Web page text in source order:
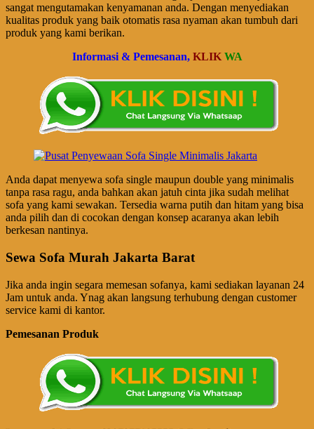
sangat mengutamakan kenyamanan anda. Dengan menyediakan
kualitas produk yang baik otomatis rasa nyaman akan tumbuh dari
produk yang kami berikan.
Informasi & Pemesanan, KLIK WA
Anda dapat menyewa sofa single maupun double yang minimalis
tanpa rasa ragu, anda bahkan akan jatuh cinta jika sudah melihat
sofa yang kami sewakan. Tersedia warna putih dan hitam yang bisa
anda pilih dan di cocokan dengan konsep acaranya akan lebih
berkesan nantinya.
Sewa Sofa Murah Jakarta Barat
Jika anda ingin segara memesan sofanya, kami sediakan layanan 24
Jam untuk anda. Ynag akan langsung terhubung dengan customer
service kami di kantor.
Pemesanan Produk